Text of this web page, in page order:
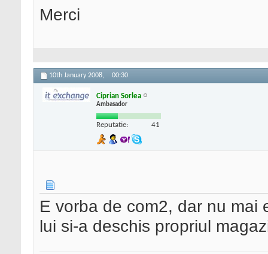
Merci
10th January 2008, 00:30
Ciprian Sorlea
Ambasador
Reputatie: 41
E vorba de com2, dar nu mai
lui si-a deschis propriul